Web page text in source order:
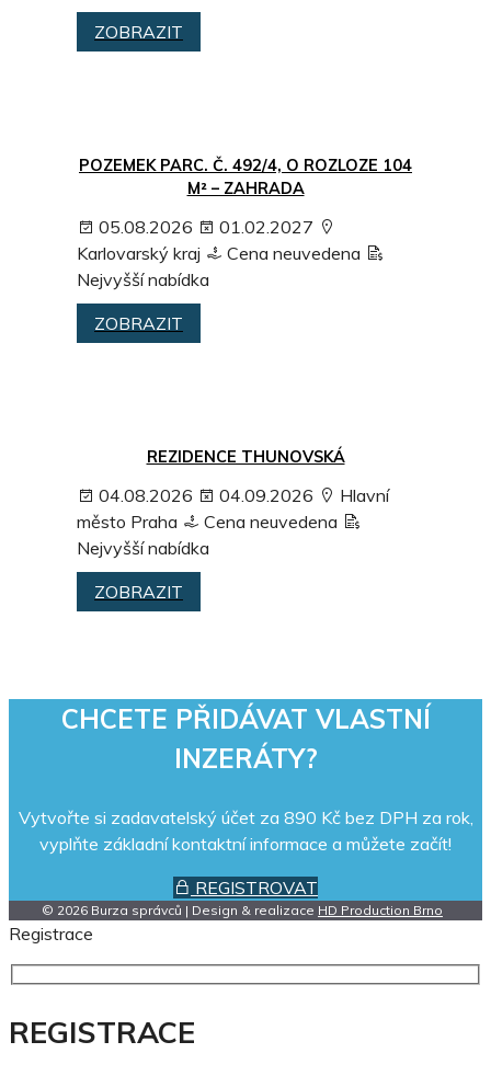
ZOBRAZIT
POZEMEK PARC. Č. 492/4, O ROZLOZE 104
M² – ZAHRADA
05.08.2026
01.02.2027
Karlovarský kraj
Cena neuvedena
Nejvyšší nabídka
ZOBRAZIT
REZIDENCE THUNOVSKÁ
04.08.2026 04.09.2026
Hlavní
město Praha
Cena neuvedena
Nejvyšší nabídka
ZOBRAZIT
CHCETE PŘIDÁVAT VLASTNÍ
INZERÁTY?
Vytvořte si zadavatelský účet za 890 Kč bez DPH za rok,
vyplňte základní kontaktní informace a můžete začít!
REGISTROVAT
© 2026 Burza správců | Design & realizace HD Production Brno
Registrace
REGISTRACE